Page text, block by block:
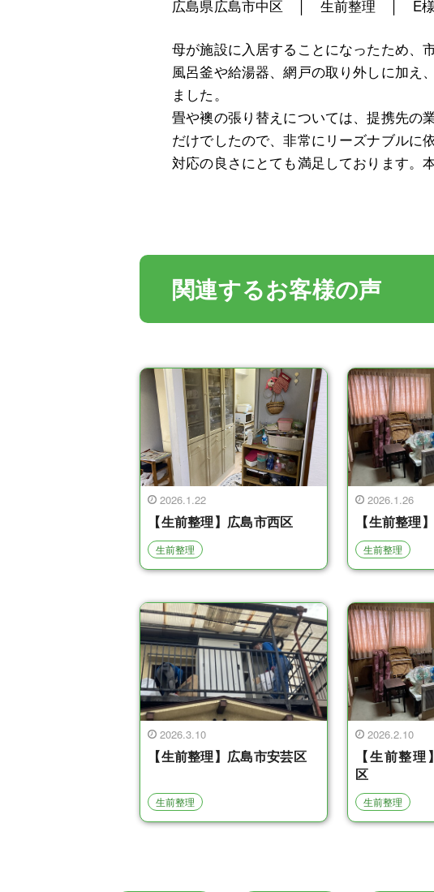
広島県広島市中区 │ 生前整理 │ E様
母が施設に入居することになったため、
風呂釜や給湯器、網戸の取り外しに加え
ました。
畳や襖の張り替えについては、提携先の
だけでしたので、非常にリーズナブルに
対応の良さにとても満足しております。
関連するお客様の声
2026.1.22
【生前整理】広島市西区
生前整理
2026.1.26
【生前整理
生前整理
2026.3.10
【生前整理】広島市安芸区
生前整理
2026.2.10
【生前整
区
生前整理